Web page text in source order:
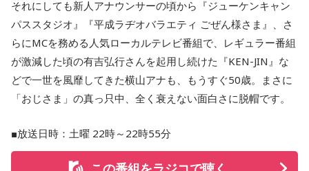
それにしても新人アナウンサーの頃から『ジューケンキャン
パススタジオ』『平成ラヂオバラエティ ごぜん様さま』、さ
らにMCを務める人気ローカルテレビ番組で、レギュラー番組
が激減した頃の有吉弘行さんを起用し続けた『KEN-JIN』な
どで一世を風靡してきた横山アナも、もうすぐ50歳。まさに
「おじさま」の真っ只中、全く衰えない面白さに脱帽です。
■放送日時：土曜 22時～22時55分